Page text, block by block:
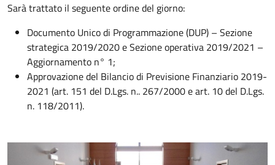
Sarà trattato il seguente ordine del giorno:
Documento Unico di Programmazione (DUP) – Sezione
strategica 2019/2020 e Sezione operativa 2019/2021 –
Aggiornamento n° 1;
Approvazione del Bilancio di Previsione Finanziario 2019-
2021 (art. 151 del D.Lgs. n.. 267/2000 e art. 10 del D.Lgs.
n. 118/2011).